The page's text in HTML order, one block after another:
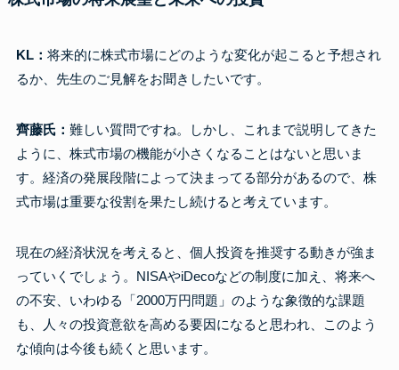
KL： 将来的に株式市場にどのような変化が起こると予想され
るか、先生のご見解をお聞きしたいです。
齊藤氏： 難しい質問ですね。しかし、これまで説明してきた
ように、株式市場の機能が小さくなることはないと思いま
す。経済の発展段階によって決まってる部分があるので、株
式市場は重要な役割を果たし続けると考えています。
現在の経済状況を考えると、個人投資を推奨する動きが強ま
っていくでしょう。NISAやiDecoなどの制度に加え、将来へ
の不安、いわゆる「2000万円問題」のような象徴的な課題
も、人々の投資意欲を高める要因になると思われ、このよう
な傾向は今後も続くと思います。